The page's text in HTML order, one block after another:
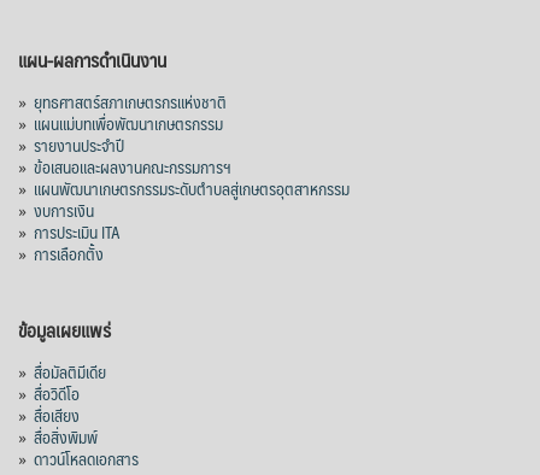
แผน-ผลการดำเนินงาน
» ยุทธศาสตร์สภาเกษตรกรแห่งชาติ
» แผนแม่บทเพื่อพัฒนาเกษตรกรรม
» รายงานประจำปี
» ข้อเสนอและผลงานคณะกรรมการฯ
» แผนพัฒนาเกษตรกรรมระดับตำบลสู่เกษตรอุตสาหกรรม
» งบการเงิน
» การประเมิน ITA
» การเลือกตั้ง
ข้อมูลเผยแพร่
» สื่อมัลติมีเดีย
» สื่อวิดีโอ
» สื่อเสียง
» สื่อสิ่งพิมพ์
» ดาวน์โหลดเอกสาร